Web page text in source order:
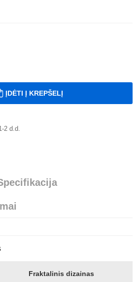
ĮDĖTI Į KREPŠELĮ
2 d.d.
Fraktalinis dizainas